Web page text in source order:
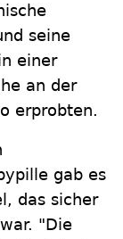
seine
einer
an der
erprobten.
gab es
das sicher
"Die